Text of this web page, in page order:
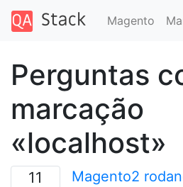
Magento
Perguntas
marcação
«localhost»
11
Magento2